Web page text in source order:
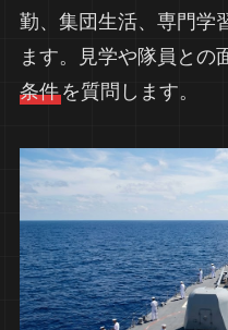
勤、集団生活、専門学
ます。見学や隊員との
条件を質問します。